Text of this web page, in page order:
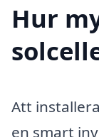
Hur
Att installera
en smart